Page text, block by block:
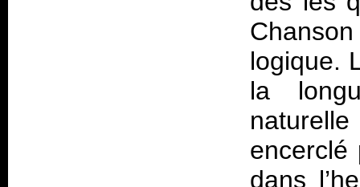
logique.
la
encerclé
dans